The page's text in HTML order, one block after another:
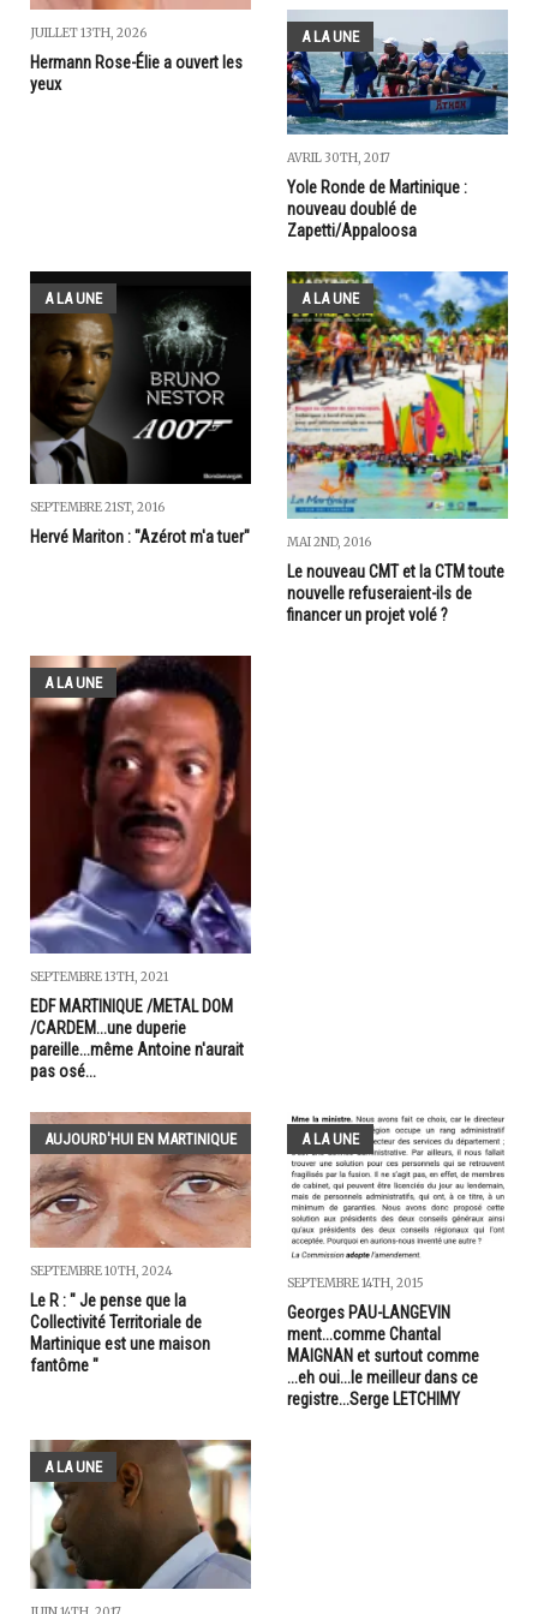
JUILLET 13TH, 2026
Hermann Rose-Élie a ouvert les
yeux
A LA UNE
AVRIL 30TH, 2017
Yole Ronde de Martinique :
nouveau doublé de
Zapetti/Appaloosa
A LA UNE
SEPTEMBRE 21ST, 2016
Hervé Mariton : "Azérot m'a tuer"
A LA UNE
MAI 2ND, 2016
Le nouveau CMT et la CTM toute
nouvelle refuseraient-ils de
financer un projet volé ?
A LA UNE
SEPTEMBRE 13TH, 2021
EDF MARTINIQUE /METAL DOM
/CARDEM...une duperie
pareille...même Antoine n'aurait
pas osé...
AUJOURD'HUI EN MARTINIQUE
SEPTEMBRE 10TH, 2024
Le R : " Je pense que la
Collectivité Territoriale de
Martinique est une maison
fantôme "
A LA UNE
SEPTEMBRE 14TH, 2015
Georges PAU-LANGEVIN
ment...comme Chantal
MAIGNAN et surtout comme
...eh oui...le meilleur dans ce
registre...Serge LETCHIMY
A LA UNE